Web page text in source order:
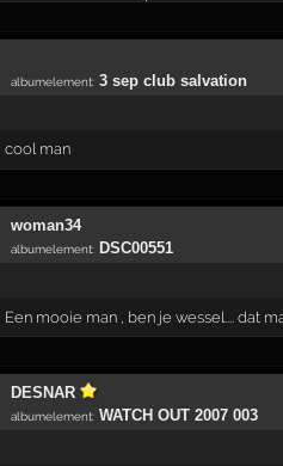
albumelement: 3 sep club salvation
cool man
woman34
albumelement: DSC00551
Een mooie man , ben je wessel.... dat
DESNAR
albumelement: WATCH OUT 2007 003